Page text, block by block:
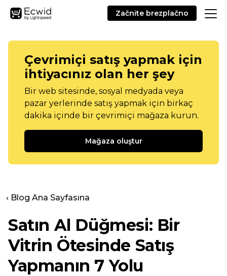
Začnite brezplačno
Çevrimiçi satış yapmak için
ihtiyacınız olan her şey
Bir web sitesinde, sosyal medyada veya
pazar yerlerinde satış yapmak için birkaç
dakika içinde bir çevrimiçi mağaza kurun.
Mağaza oluştur
‹ Blog Ana Sayfasına
Satın Al Düğmesi: Bir
Vitrin Ötesinde Satış
Yapmanın 7 Yolu